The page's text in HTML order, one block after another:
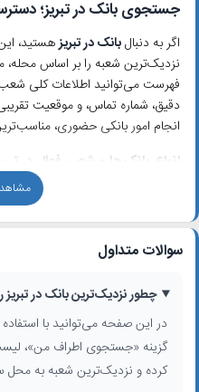
جستجوی بانک در تبریز؛
اگر به دنبالبانک در تبریزهستید،
نزدیک‌ترین شعبه را بر اساس محله،
فهرست می‌توانید اطلاعات کلی
دقیق، شماره تماس، و موقعیت
انجام امور بانکی حضوری،
انواع بانک‌ها و شعب فعال در تبریز
بانک‌های
متعدد هستند. بانک‌هایی مانند
نظیر پاسارگاد، پارسیان، اقتصاد
بانک تبریزرا بر اساس نوع بانک و
جستجوی هوشمند بانک در
برای پیدا کردن راحت‌تر
آدرس بانک
جستجو مانند استان، شهر،
سوالات متداول
چطور نزدیک‌ترین بانک در
در این صفحه می‌توانید با
گزینه «جستجوی اطراف من»،
کرده و نزدیک‌ترین شعبه به محل